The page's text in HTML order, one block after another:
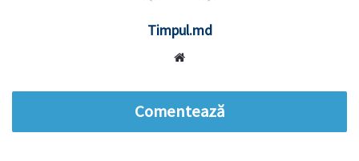
Timpul.md
Comentează